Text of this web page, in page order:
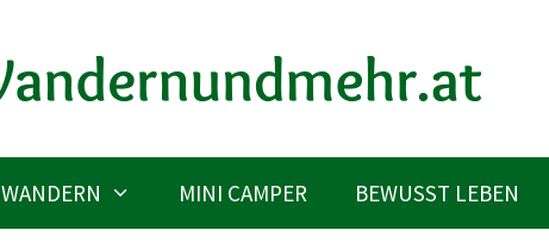
WANDERN MINI CAMPER BEWUSST LEBEN